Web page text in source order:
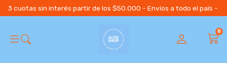
3 cuotas sin interés partir de los $50.000 - Envíos a todo el país -
0